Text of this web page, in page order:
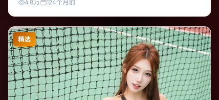
4.8万 124个月前
精选